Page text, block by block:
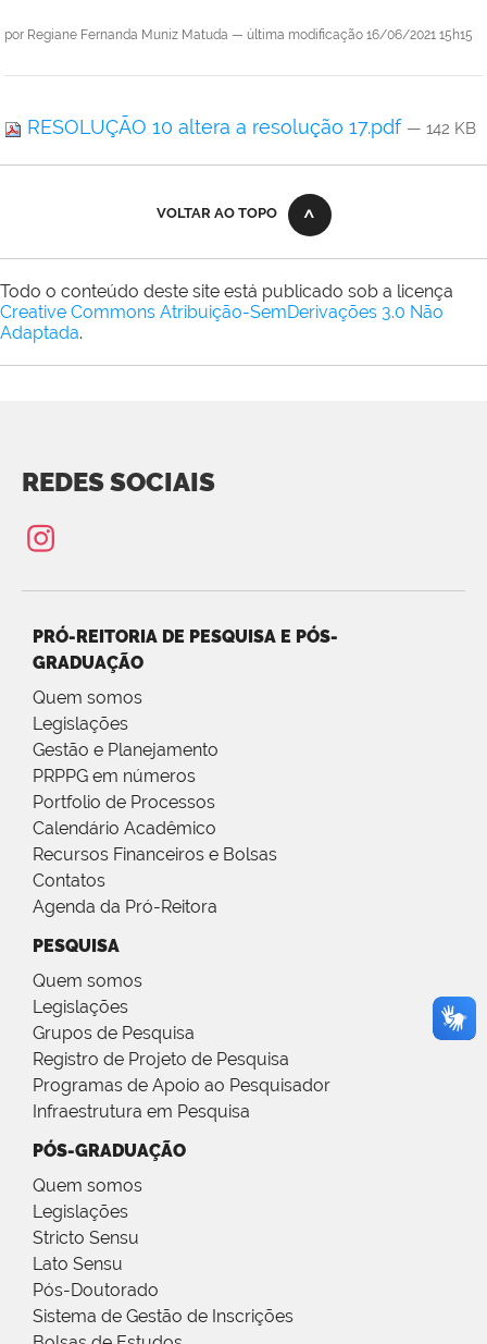
por Regiane Fernanda Muniz Matuda — última modificação 16/06/2021 15h15
RESOLUÇÃO 10 altera a resolução 17.pdf — 142 KB
VOLTAR AO TOPO
Todo o conteúdo deste site está publicado sob a licença
Creative Commons Atribuição-SemDerivações 3.0 Não
Adaptada.
REDES SOCIAIS
PRÓ-REITORIA DE PESQUISA E PÓS-
GRADUAÇÃO
Quem somos
Legislações
Gestão e Planejamento
PRPPG em números
Portfolio de Processos
Calendário Acadêmico
Recursos Financeiros e Bolsas
Contatos
Agenda da Pró-Reitora
PESQUISA
Quem somos
Legislações
Grupos de Pesquisa
Registro de Projeto de Pesquisa
Programas de Apoio ao Pesquisador
Infraestrutura em Pesquisa
PÓS-GRADUAÇÃO
Quem somos
Legislações
Stricto Sensu
Lato Sensu
Pós-Doutorado
Sistema de Gestão de Inscrições